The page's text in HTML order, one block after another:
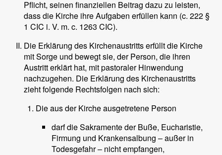
Pflicht, seinen finanziellen Beitrag dazu zu leisten,
dass die Kirche ihre Aufgaben erfüllen kann (c. 222 §
1 CIC i. V. m. c. 1263 CIC).
Die Erklärung des Kirchenaustritts erfüllt die Kirche
mit Sorge und bewegt sie, der Person, die ihren
Austritt erklärt hat, mit pastoraler Hinwendung
nachzugehen. Die Erklärung des Kirchenaustritts
zieht folgende Rechtsfolgen nach sich:
Die aus der Kirche ausgetretene Person
darf die Sakramente der Buße, Eucharistie,
Firmung und Krankensalbung – außer in
Todesgefahr – nicht empfangen,